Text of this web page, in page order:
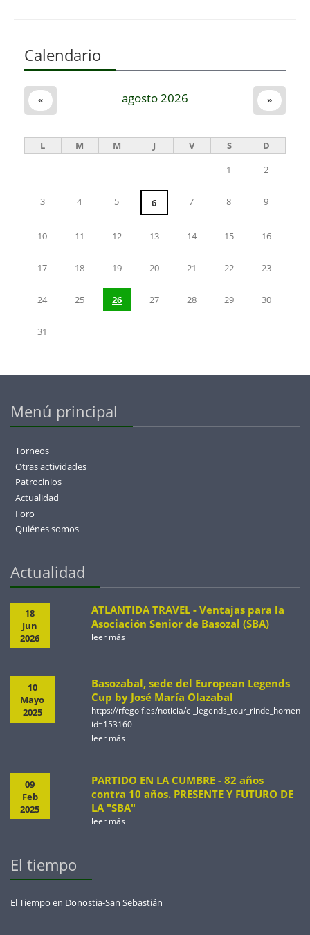
Calendario
agosto 2026
« »
L M M J V S
D
1
2
3 4 5 6 7 8 9
10 11 12 13 14 15 16
17 18 19 20 21 22 23
24 25 26 27 28 29 30
31
Menú principal
Torneos
Otras actividades
Patrocinios
Actualidad
Foro
Quiénes somos
Actualidad
18
Jun
2026
ATLANTIDA TRAVEL - Ventajas para la
Asociación Senior de Basozal (SBA)
leer más
10
Mayo
2025
Basozabal, sede del European Legends
Cup by José María Olazabal
https://rfegolf.es/noticia/
id=153160
leer más
09
Feb
2025
PARTIDO EN LA CUMBRE - 82 años
contra 10 años. PRESENTE Y FUTURO DE
LA "SBA"
leer más
El tiempo
El Tiempo en Donostia-San Sebastián